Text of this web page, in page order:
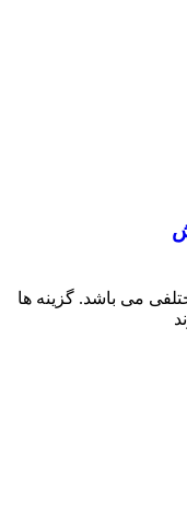
می باشد. گزینه ها